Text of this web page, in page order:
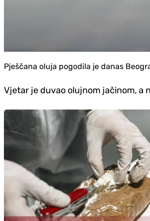
Pješčana oluja pogodila je danas
Vjetar je duvao olujnom jačinom, a